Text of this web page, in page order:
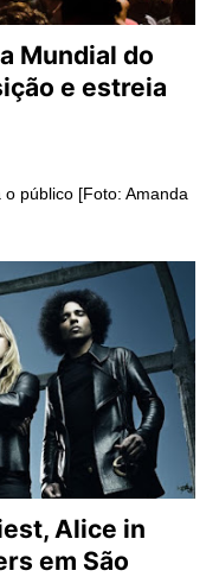
Mundial do
e estreia
público [Foto: Amanda
Alice in
em São